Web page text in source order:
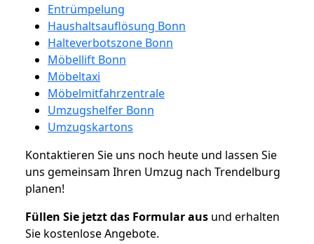
Entrümpelung
Haushaltsauflösung Bonn
Halteverbotszone Bonn
Möbellift Bonn
Möbeltaxi
Möbelmitfahrzentrale
Umzugshelfer Bonn
Umzugskartons
Kontaktieren Sie uns noch heute und lassen Sie
uns gemeinsam Ihren Umzug nach Trendelburg
planen!
Füllen Sie jetzt das Formular aus und erhalten
Sie kostenlose Angebote.